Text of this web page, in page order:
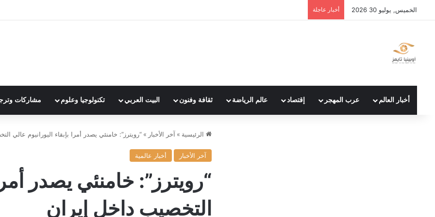
الخميس, يوليو 30 2026 أخبار عاجلة
أخبار العالم عرب المهجر إقتصاد عالم الرياضة ثقافة وفنون البيت العربي تكنولوجيا وعلوم مشاركات
الرئيسية » آخر الأخبار » “رويترز”: خامنئي يصدر أمرا بإبقاء اليورانيوم عالي
آخر الأخبار أخبار عالمية
“رويترز”: خامنئي يصدر
التخصيب داخل إيران